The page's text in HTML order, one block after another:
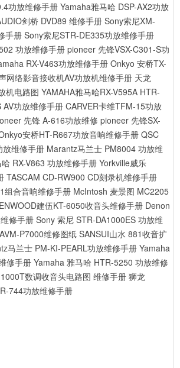
功放维修手册 Yamaha雅马哈 DSP-AX2功放
剑桥 DVD89 维修手册 Sony索尼XM-
手册 Sony索尼STR-DE335功放维修手册
功放维修手册 pioneer 先锋VSX-C301-S功
RX-V463功放维修手册 Onkyo 安桥TX-
网络影音接收机AV功放机维修手册 天龙
机电路图 YAMAHA雅马哈RX-V595A HTR-
AV功放维修手册 CARVER卡维TFM-15功放
先锋 A-616功放维修 pioneer 先锋SX-
安桥HT-R667功放音响维修手册 QSC
放维修手册 Marantz马兰士 PM8004 功放维
RX-V863 功放维修手册 Yorkville威乐
TASCAM CD-RW900 CD刻录机维修手册
组合音响维修手册 McIntosh 麦景图 MC2205
建伍KT-6050收音头维修手册 Denon
修手册 Sony 索尼 STR-DA1000ES 功放维
P7000维修图纸 SANSUI山水 881收音扩
马兰士 PM-KI-PEARL功放维修手册 Yamaha
修手册 Yamaha 雅马哈 HTR-5250 功放维修
数调收音头电路图 维修手册 狮龙
744功放维修手册